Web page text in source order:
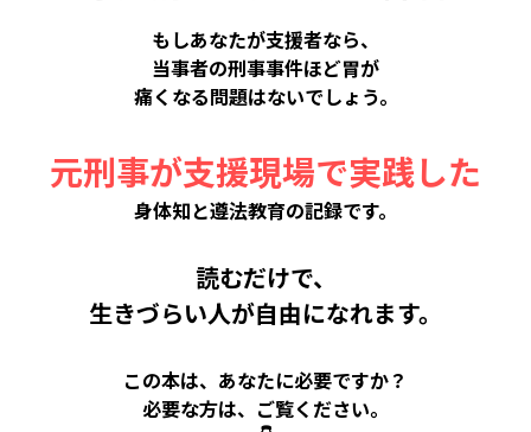
もしあなたが支援者なら、
当事者の刑事事件ほど胃が
痛くなる問題はないでしょう。
元刑事が支援現場で実践した
身体知と遵法教育の記録です。
読むだけで、
生きづらい人が自由になれます。
この本は、あなたに必要ですか？
必要な方は、ご覧ください。